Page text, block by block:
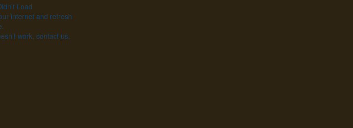
Load
internet and refresh
work, contact us.